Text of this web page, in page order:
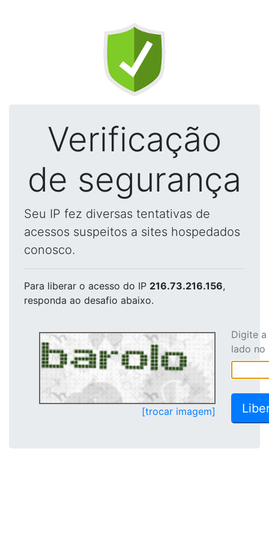
Verificação
de segurança
Seu IP fez diversas tentativas de
acessos suspeitos a sites hospedados
conosco.
Para liberar o acesso do IP 216.73.216.156,
responda ao desafio abaixo.
[trocar imagem]
Digite
lado no